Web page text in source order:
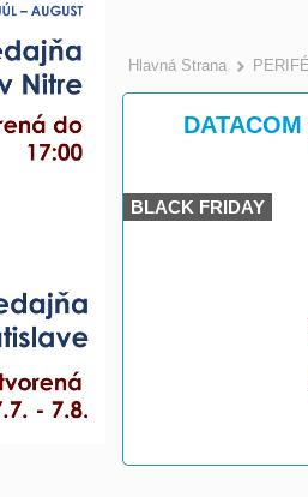
Hlavná Strana
BLACK FRIDAY